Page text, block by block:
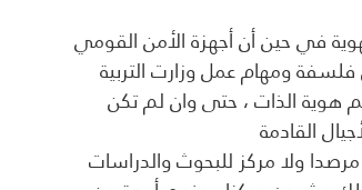
في حين أن أجهزة الأمن القومي
فلسفة ومهام عمل وزارت التربية
هوية الذات ، حتى وان لم تكن
القادمة
مرصدا ولا مركز للبحوث والدراسات